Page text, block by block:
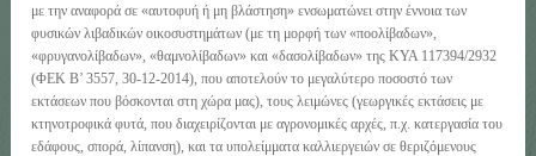
με την αναφορά σε «αυτοφυή ή μη βλάστηση» ενσωματώνει στην έννοια των
φυσικών λιβαδικών οικοσυστημάτων (με τη μορφή των «ποολίβαδων»,
«φρυγανολίβαδων», «θαμνολίβαδων» και «δασολίβαδων» της ΚΥΑ 117394/2932
(ΦΕΚ Β’ 3557, 30-12-2014), που αποτελούν το μεγαλύτερο ποσοστό των
εκτάσεων που βόσκονται στη χώρα μας), τους λειμώνες (γεωργικές εκτάσεις με
κτηνοτροφικά φυτά, που διαχειρίζονται με αγρονομικές αρχές, π.χ. κατεργασία του
εδάφους, σπορά, λίπανση), και τα υπολείμματα καλλιεργειών σε θεριζόμενους